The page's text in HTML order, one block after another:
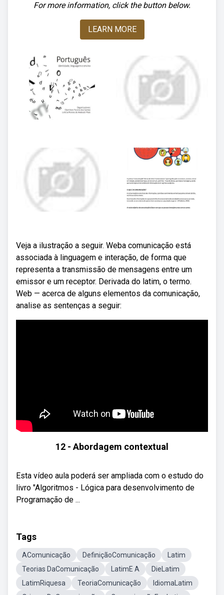
For more information, click the button below.
LEARN MORE
Veja a ilustração a seguir. Weba comunicação está
associada à linguagem e interação, de forma que
representa a transmissão de mensagens entre um
emissor e um receptor. Derivada do latim, o termo.
Web — acerca de alguns elementos da comunicação,
analise as sentenças a seguir:
12 - Abordagem contextual
Esta vídeo aula poderá ser ampliada com o estudo do
livro "Algoritmos - Lógica para desenvolvimento de
Programação de ...
Tags
AComunicação DefiniçãoComunicação
Latim
Teorias DaComunicação
LatimE A
DieLatim
LatimRiquesa
TeoriaComunicação
IdiomaLatim